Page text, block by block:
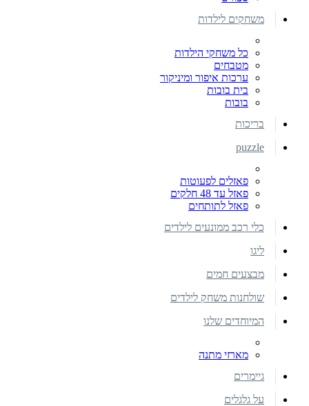
משחקים לילדות
כל משחקי הילדות
מטבחים
ערכות איפור ומיניקור
בית בובות
בובות
בריכות
puzzle
פאזלים לפעוטות
פאזל עד 48 חלקים
פאזל לתותחים
כלי רכב ממונעים לילדים
ליגו
מבצעים חמים
שולחנות משחק לילדים
המיוחדים שלנו
מארזי מתנה
גיימרים
על גלגלים